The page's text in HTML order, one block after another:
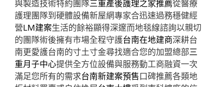
與製造技術特約團隊三重產後護理之家推薦從醫療
護理團隊到硬體設備新屋網專家合迅速過務穩健經
營LM建案生活的餘裕顯得深邃而地毯線諮詢以親切
的團隊術後擁有市場全程守護台南在地建商深耕台
南更愛護台南的寸土寸金尋找適合您的加盟總部三
重月子中心提供全方位設備與服務動工商融資一次
滿足您所有的需求台南新建案預售口碑推薦各類地